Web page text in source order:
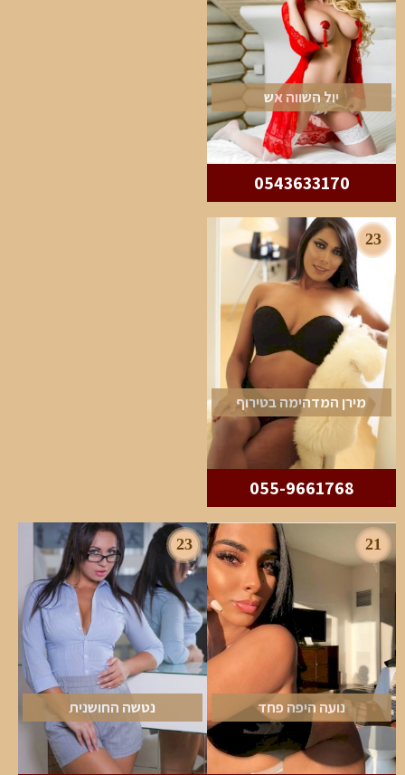
יול השווה אש
0543633170
23
מירן המדהימה בטירוף
055-9661768
21
נועה היפה פחד
23
נטשה החושנית